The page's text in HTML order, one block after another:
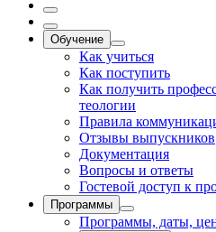
Обучение
Как учиться
Как поступить
Как получить
теологии
Правила
Отзывы выпускников
Документация
Вопросы и ответы
Гостевой доступ к
Программы
Программы, даты,